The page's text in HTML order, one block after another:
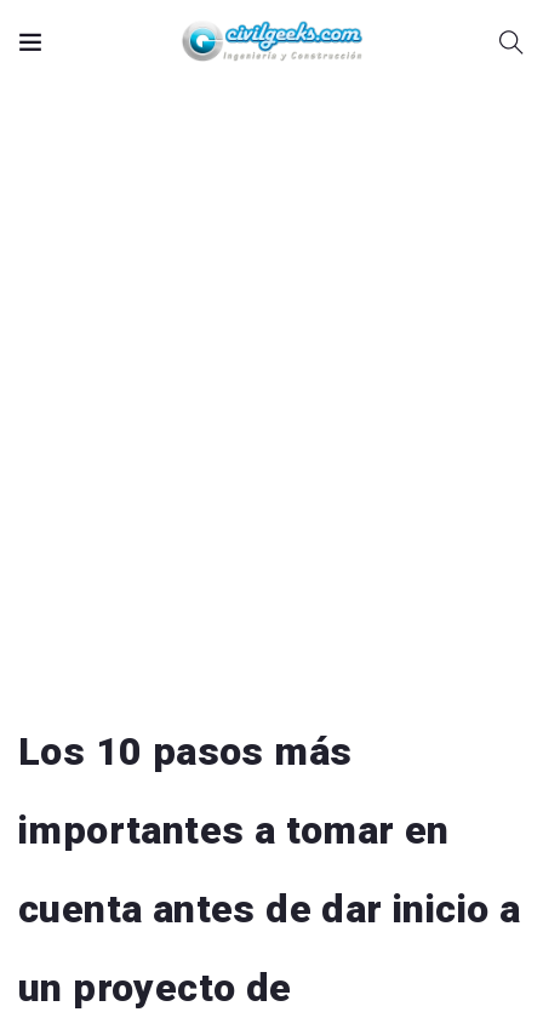
Los 10 pasos más
importantes a tomar en
cuenta antes de dar inicio a
un proyecto de